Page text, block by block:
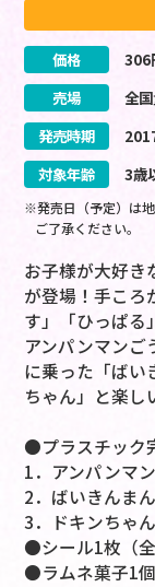
価格 306
売場
全
発売時期
対象年齢
3歳
※発売日（予定）は
ご了承ください。
お子様が大好き
が登場！手ころ
す」「ひっぱる
アンパンマンご
に乗った「ばい
ちゃん」と楽し
●プラスチック
1．アンパンマン
2．ばいきんまん
3．ドキンちゃん
●シール1枚（全
●ラムネ菓子1個